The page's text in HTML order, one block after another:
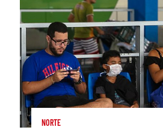
NORTE